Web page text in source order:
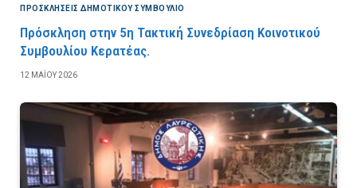
ΠΡΟΣΚΛΉΣΕΙΣ ΔΗΜΟΤΙΚΟΎ ΣΥΜΒΟΎΛΙΟ
Πρόσκληση στην 5η Τακτική Συνεδρίαση Κοινοτικού
Συμβουλίου Κερατέας.
12 ΜΑΪ́ΟΥ 2026